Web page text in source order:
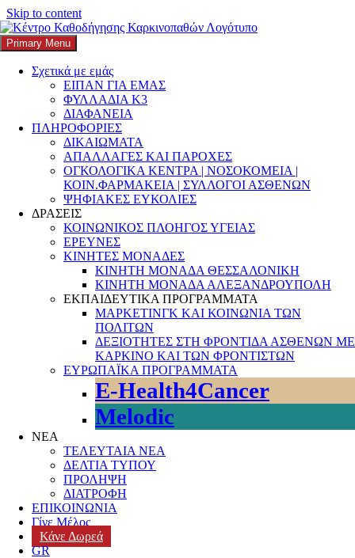
Skip to content
K3
ΚΕΝΤΡΟ ΚΑΘΟΔΗΓΗΣΗΣ ΚΑΡΚΙΝΟΠΑΘΩΝ
Primary Menu
Σχετικά με εμάς
ΕΙΠΑΝ ΓΙΑ ΕΜΑΣ
ΦΥΛΛΑΔΙΑ Κ3
ΔΙΑΦΑΝΕΙΑ
ΠΛΗΡΟΦΟΡΙΕΣ
ΔΙΚΑΙΩΜΑΤΑ
ΑΠΑΛΛΑΓΕΣ ΚΑΙ ΠΑΡΟΧΕΣ
ΟΓΚΟΛΟΓΙΚΑ ΚΕΝΤΡΑ | ΝΟΣΟΚΟΜΕΙΑ |
ΚΟΙΝ.ΦΑΡΜΑΚΕΙΑ | ΣΥΛΛΟΓΟΙ ΑΣΘΕΝΩΝ
ΨΗΦΙΑΚΕΣ ΕΥΚΟΛΙΕΣ
ΔΡΑΣΕΙΣ
ΚΟΙΝΩΝΙΚΟΣ ΠΛΟΗΓΟΣ ΥΓΕΙΑΣ
ΕΡΕΥΝΕΣ
ΚΙΝΗΤΕΣ ΜΟΝΑΔΕΣ
ΚΙΝΗΤΗ ΜΟΝΑΔΑ ΘΕΣΣΑΛΟΝΙΚΗ
ΚΙΝΗΤΗ ΜΟΝΑΔΑ ΑΛΕΞΑΝΔΡΟΥΠΟΛΗ
ΕΚΠΑΙΔΕΥΤΙΚΑ ΠΡΟΓΡΑΜΜΑΤΑ
ΜΑΡΚΕΤΙΝΓΚ ΚΑΙ ΚΟΙΝΩΝΙΑ ΤΩΝ
ΠΟΛΙΤΩΝ
ΔΕΞΙΟΤΗΤΕΣ ΣΤΗ ΦΡΟΝΤΙΔΑ ΑΣΘΕΝΩΝ ΜΕ
ΚΑΡΚΙΝΟ ΚΑΙ ΤΩΝ ΦΡΟΝΤΙΣΤΩΝ
ΕΥΡΩΠΑΪΚΑ ΠΡΟΓΡΑΜΜΑΤΑ
E-Health4Cancer
Melodic
ΝΕΑ
ΤΕΛΕΥΤΑΙΑ ΝΕΑ
ΔΕΛΤΙΑ ΤΥΠΟΥ
ΠΡΟΛΗΨΗ
ΔΙΑΤΡΟΦΗ
ΕΠΙΚΟΙΝΩΝΙΑ
Γίνε Μέλος
Κάνε Δωρεά
GR
Search
Αναζήτηση για:
Κατηγορία:ΕΥΑΛΩΤΕΣ
ΟΜΑΔΕΣ
Η αξία της παύσης: Μικρές «διακοπές»
ακόμη και μέσα στη θεραπεία.Ένα άρθρο
για την αυτοφροντίδα στην διάρκεια της
νόσου
5 Αυγούστου, 2026Authork3-editorCategories
αλληλοϋποστήριξη,ανθεκτικότητα,ανθρώπινες σχέσεις
Ανθρωποκεντρική Φροντίδα,Αξιοπρέπεια και Ισότητα,
Ασθενείς και Φροντίδα
κοινωνικής προσφοράς,Εθελοντισμός ,Εκπαίδευση &
Ευαισθητοποίηση,Ενδυνάμωση Ασθενών,Ενημέρωση &
Ευαισθητοποίηση,Εξατομικευμένη ιατρική,Ευαισθητοποίηση
ΕΥΑΛΩΤΕΣ ΟΜΑΔΕΣ,Ζωή με νόημα,Θετική ψυχολογία,
Καρκίνος,Κοινωική Υποστήριξη,κοινωνική
Ογκολογικοί ασθενείς
Η αξία της παύσης
«διακόπτουμε» ακόμη και μέσα στη θεραπεία
Το καλοκαίρι είναι συνδεδεμένο με την έννοια των διακοπών.
Εικόνες από θάλασσες, ταξίδια και στιγμές ανεμελιάς κατακλύζουν
την καθημερινότητά μας, δημιουργώντας την εντύπωση ότι η
ξεκούραση προϋποθέτει μια βαλίτσα, έναν προορισμό και την
απομάκρυνση από τις υποχρεώσεις.